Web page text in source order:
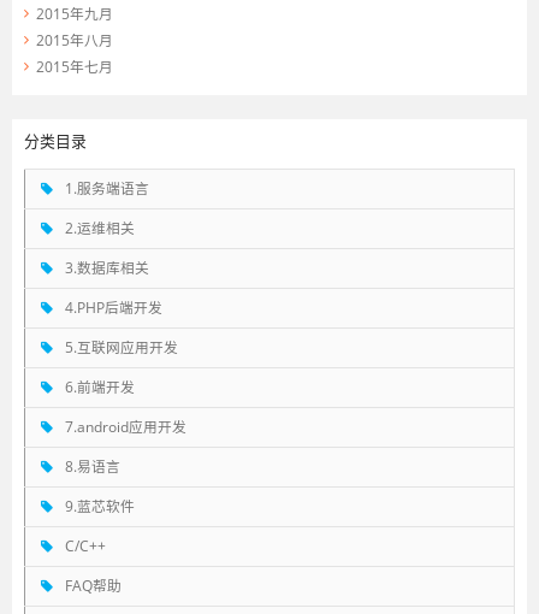
2015年九月
2015年八月
2015年七月
分类目录
1.服务端语言
2.运维相关
3.数据库相关
4.PHP后端开发
5.互联网应用开发
6.前端开发
7.android应用开发
8.易语言
9.蓝芯软件
C/C++
FAQ帮助